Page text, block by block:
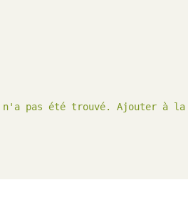
pas été trouvé. Ajouter à la